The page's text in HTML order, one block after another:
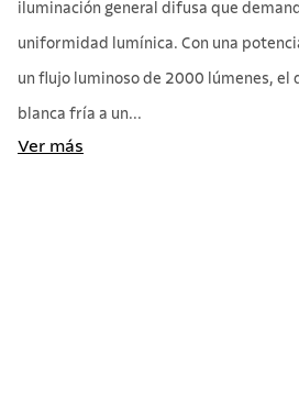
iluminación general difusa que
uniformidad lumínica. Con una
un flujo luminoso de 2000 lúmenes,
blanca fría a un...
Ver más